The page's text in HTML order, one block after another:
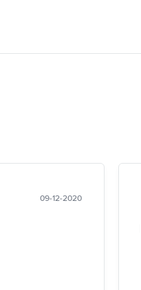
09-12-2020